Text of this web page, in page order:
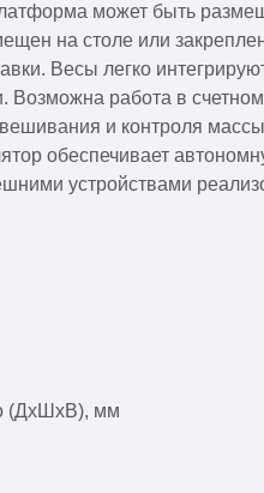
может быть
на столе или
Весы легко
Возможна работа в
и контроля массы
обеспечивает
устройствами
(ДхШхВ), мм